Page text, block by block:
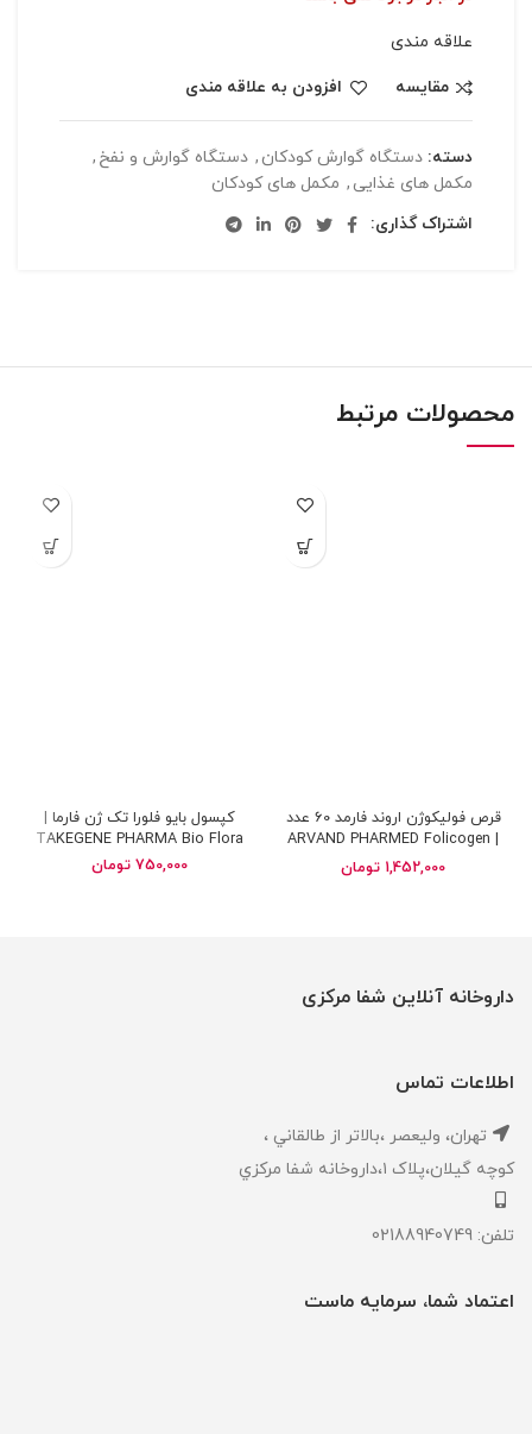
علاقه مندی
مقایسه
افزودن به علاقه مندی
دسته: دستگاه گوارش کودکان , دستگاه گوارش و نفخ ,
مکمل های غذایی , مکمل های کودکان
اشتراک گذاری:
محصولات مرتبط
قرص فولیکوژن اروند فارمد 60 عدد
| ARVAND PHARMED Folicogen
tablets 60 tabs
1,452,000 تومان
کپسول بایو فلورا تک ژن فارما |
TAKEGENE PHARMA Bio Flora
750,000 تومان
داروخانه آنلاین شفا مرکزی
اطلاعات تماس
تهران، ‎وليعصر ،بالاتر از طالقاني ،
كوچه گيلان،پلاک ۱،داروخانه شفا مركزي
تلفن: 02188940749
اعتماد شما، سرمایه ماست